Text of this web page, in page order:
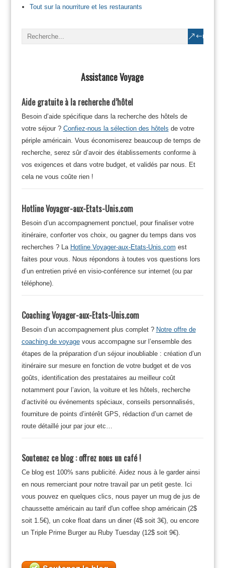
Tout sur la nourriture et les restaurants
Assistance Voyage
Aide gratuite à la recherche d’hôtel
Besoin d’aide spécifique dans la recherche des hôtels de
votre séjour ? Confiez-nous la sélection des hôtels de votre
périple américain. Vous économiserez beaucoup de temps de
recherche, serez sûr d’avoir des établissements conforme à
vos exigences et dans votre budget, et validés par nous. Et
cela ne vous coûte rien !
Hotline Voyager-aux-Etats-Unis.com
Besoin d’un accompagnement ponctuel, pour finaliser votre
itinéraire, conforter vos choix, ou gagner du temps dans vos
recherches ? La Hotline Voyager-aux-Etats-Unis.com est
faites pour vous. Nous répondons à toutes vos questions lors
d’un entretien privé en visio-conférence sur internet (ou par
téléphone).
Coaching Voyager-aux-Etats-Unis.com
Besoin d’un accompagnement plus complet ? Notre offre de
coaching de voyagevous accompagne sur l’ensemble des
étapes de la préparation d’un séjour inoubliable : création d’un
itinéraire sur mesure en fonction de votre budget et de vos
goûts, identification des prestataires au meilleur coût
notamment pour l’avion, la voiture et les hôtels, recherche
d’activité ou événements spéciaux, conseils personnalisés,
fourniture de points d’intérêt GPS, rédaction d’un carnet de
route détaillé jour par jour etc…
Soutenez ce blog : offrez nous un café !
Ce blog est 100% sans publicité. Aidez nous à le garder ainsi
en nous remerciant pour notre travail par un petit geste. Ici
vous pouvez en quelques clics, nous payer un mug de jus de
chaussette américain au tarif d'un coffee shop américain (2$
soit 1.5€), un coke float dans un diner (4$ soit 3€), ou encore
un Triple Prime Burger au Ruby Tuesday (12$ soit 9€).